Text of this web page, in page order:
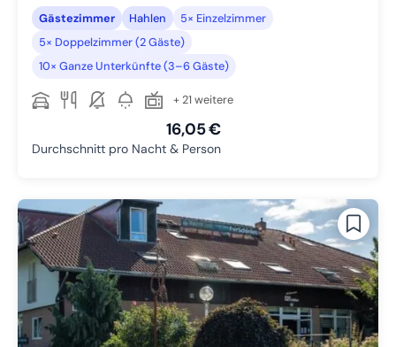
Gästezimmer
Hahlen
5× Einzelzimmer
5× Doppelzimmer (2 Gäste)
10× Ganze Unterkünfte (3–6 Gäste)
+ 21 weitere
16,05 €
Durchschnitt pro Nacht & Person